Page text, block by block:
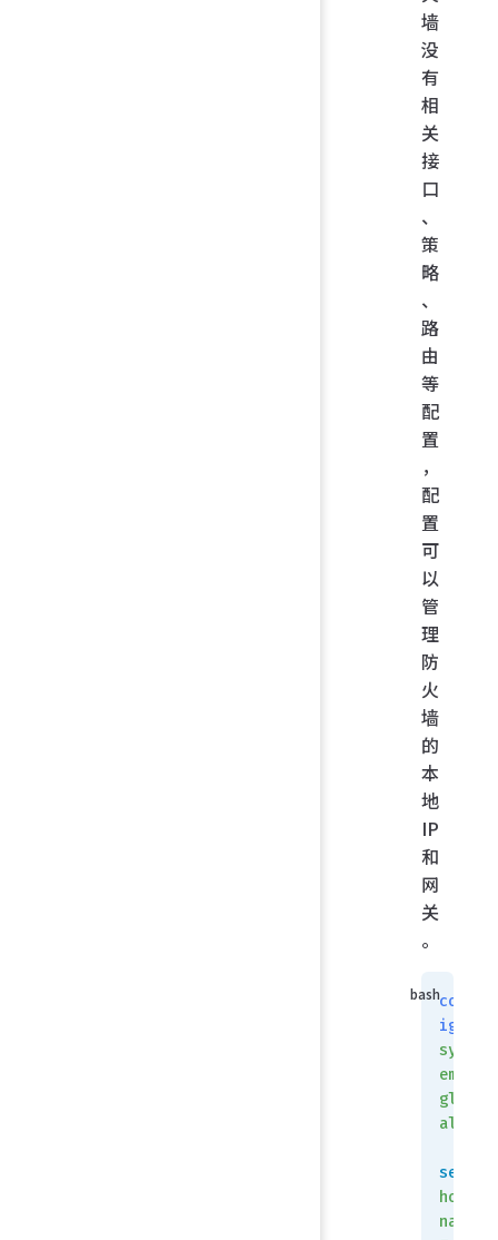
墙
没
有
相
关
接
口
、
策
略
、
路
由
等
配
置
，
配
置
可
以
管
理
防
火
墙
的
本
地
IP
和
网
关
。
conf
ig
syst
em
glob
al
set
host
name